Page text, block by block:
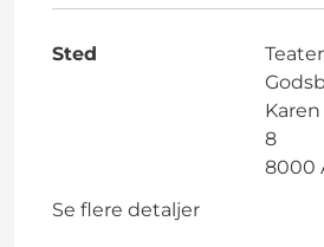
Sted
8
8000
Se flere detaljer